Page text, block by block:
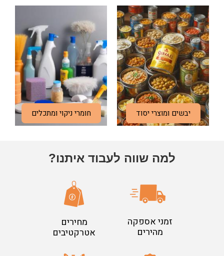
יבשים ומוצרי יסוד חומרי ניקוי ומתכלים
למה שווה לעבוד איתנו?
זמני אספקה
מהירים
מחירים
אטרקטיבים